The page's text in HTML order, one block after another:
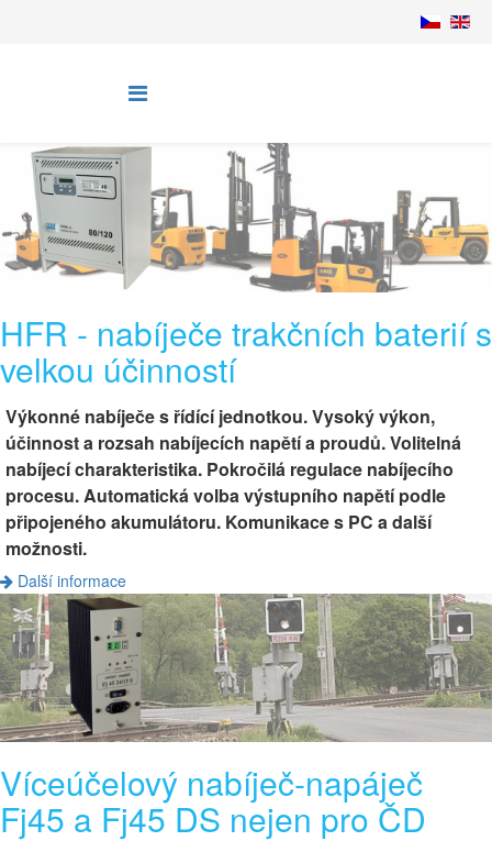
HFR - nabíječe trakčních baterií s
velkou účinností
Výkonné nabíječe s řídící jednotkou. Vysoký výkon,
účinnost a rozsah nabíjecích napětí a proudů. Volitelná
nabíjecí charakteristika. Pokročilá regulace nabíjecího
procesu. Automatická volba výstupního napětí podle
připojeného akumulátoru. Komunikace s PC a další
možnosti.
Další informace
Víceúčelový nabíječ-napáječ
Fj45 a Fj45 DS nejen pro ČD